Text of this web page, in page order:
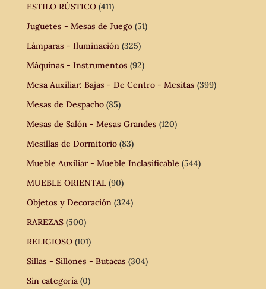
ESTILO RÚSTICO (411)
Juguetes - Mesas de Juego (51)
Lámparas - Iluminación (325)
Máquinas - Instrumentos (92)
Mesa Auxiliar: Bajas - De Centro - Mesitas (399)
Mesas de Despacho (85)
Mesas de Salón - Mesas Grandes (120)
Mesillas de Dormitorio (83)
Mueble Auxiliar - Mueble Inclasificable (544)
MUEBLE ORIENTAL (90)
Objetos y Decoración (324)
RAREZAS (500)
RELIGIOSO (101)
Sillas - Sillones - Butacas (304)
Sin categoría (0)